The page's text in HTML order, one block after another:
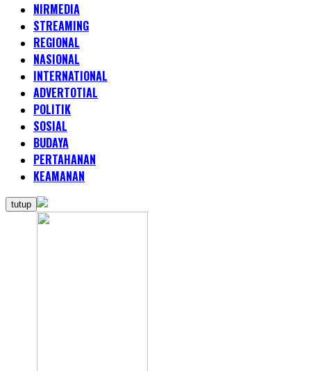
NIRMEDIA
STREAMING
REGIONAL
NASIONAL
INTERNATIONAL
ADVERTOTIAL
POLITIK
SOSIAL
BUDAYA
PERTAHANAN
KEAMANAN
tutup